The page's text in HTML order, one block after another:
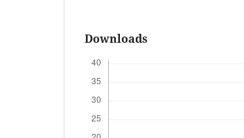
Downloads